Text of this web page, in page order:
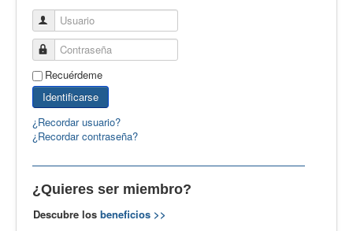
Profesores Visitantes
Calidad
Artículos
Recursos
Observatorio EB
CIEB
Contacto
Usuario
Contraseña
Recuérdeme
Identificarse
¿Recordar usuario?
¿Recordar contraseña?
¿Quieres ser miembro?
Descubre los beneficios >>